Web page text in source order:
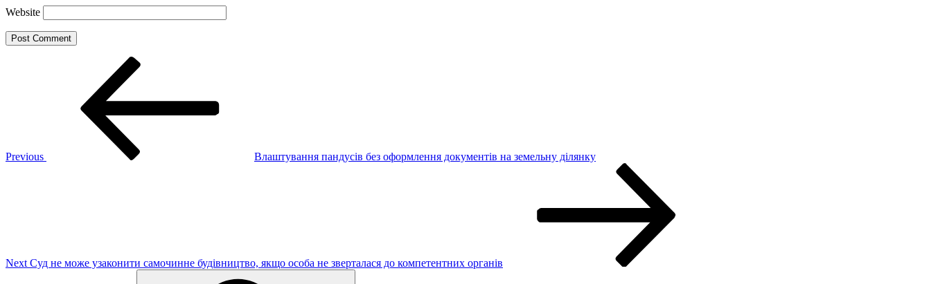
Website
Previous
Влаштування пандусів без оформлення документів на земельну ділянку
Next Суд не може узаконити самочинне будівництво, якщо особа не зверталася до компетентних органів